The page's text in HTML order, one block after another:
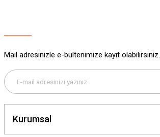
Mail adresinizle e-bültenimize kayıt olabilirsiniz.
Kurumsal